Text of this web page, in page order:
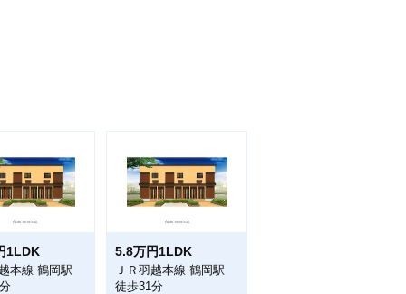
1LDK
本線 鶴岡駅
5.8万円1LDK
ＪＲ羽越本線 鶴岡駅
徒歩31分